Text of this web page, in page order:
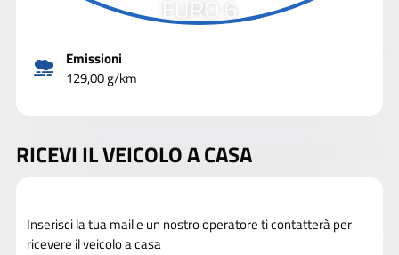
EURO 6
Emissioni
129,00 g/km
RICEVI IL VEICOLO A CASA
Inserisci la tua mail e un nostro operatore ti contatterà per
ricevere il veicolo a casa